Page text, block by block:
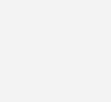
selbst erzeugten
zu optimieren.
aber ein neues Kapitel
aufnehmen